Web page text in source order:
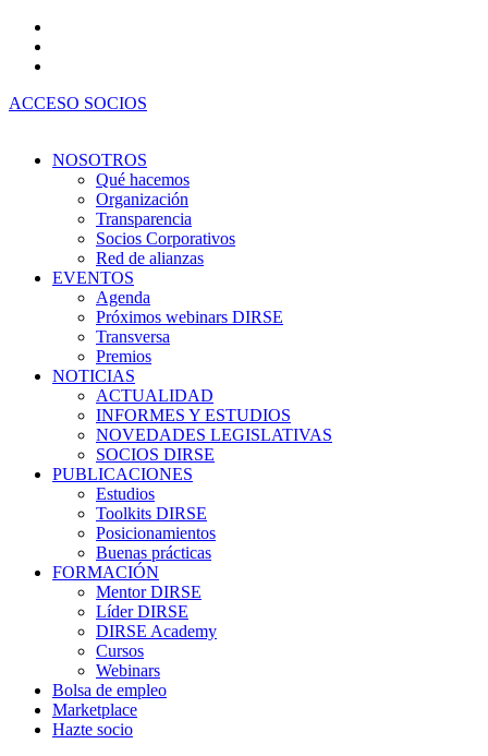
contenido
ACCESO SOCIOS
NOSOTROS
Qué hacemos
Organización
Transparencia
Socios Corporativos
Red de alianzas
EVENTOS
Agenda
Próximos webinars DIRSE
Transversa
Premios
NOTICIAS
ACTUALIDAD
INFORMES Y ESTUDIOS
NOVEDADES LEGISLATIVAS
SOCIOS DIRSE
PUBLICACIONES
Estudios
Toolkits DIRSE
Posicionamientos
Buenas prácticas
FORMACIÓN
Mentor DIRSE
Líder DIRSE
DIRSE Academy
Cursos
Webinars
Bolsa de empleo
Marketplace
Hazte socio